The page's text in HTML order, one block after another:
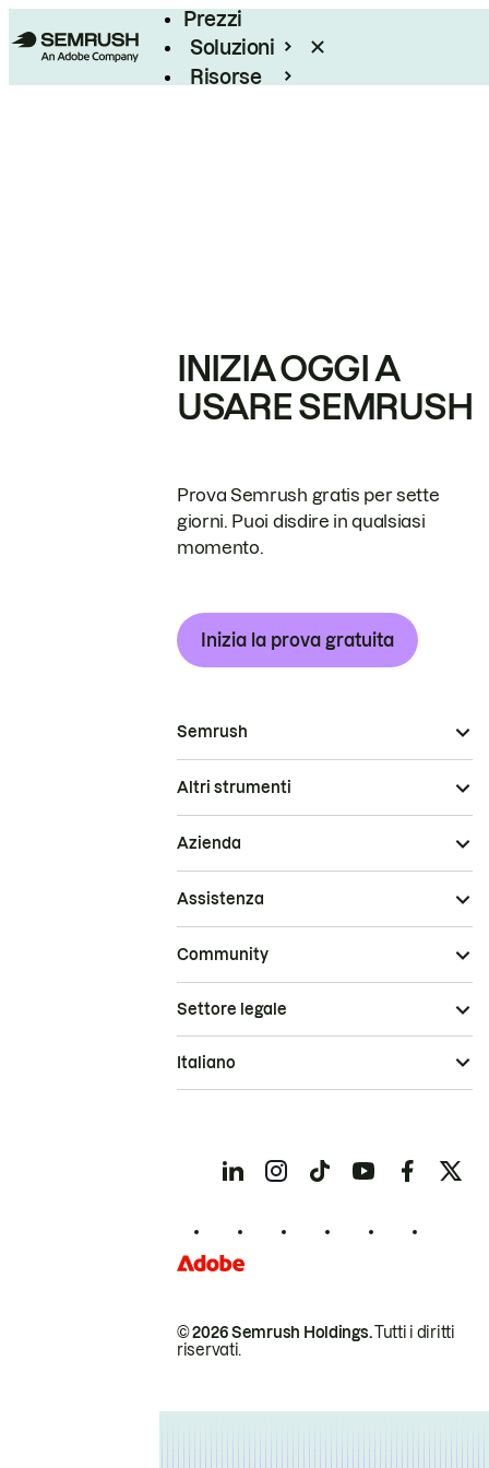
Prezzi
Soluzioni
Risorse
INIZIA OGGI A
USARE SEMRUSH
Prova Semrush gratis per sette
giorni. Puoi disdire in qualsiasi
momento.
Inizia la prova gratuita
Semrush
Altri strumenti
Azienda
Assistenza
Community
© 2026 Semrush Holdings.Tutti i diritti
riservati.
Settore legale
Italiano